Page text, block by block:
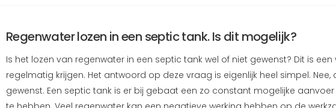
Regenwater lozen in een septic tank. Is dit mogelijk?
Is het lozen van regenwater in een septic tank wel of niet gewenst? Dit is een
regelmatig krijgen. Het antwoord op deze vraag is eigenlijk heel simpel. Nee,
gewenst. Een septic tank is er bij gebaat een zo constant mogelijke